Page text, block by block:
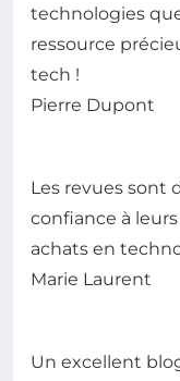
technologies
ressource
tech !
Pierre Dupont
Les revues sont
confiance à
achats en
Marie Laurent
Un excellent